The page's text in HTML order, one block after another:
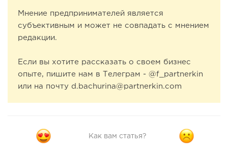
Мнение предпринимателей является
субъективным и может не совпадать с мнением
редакции.
Если вы хотите рассказать о своем бизнес
опыте, пишите нам в Телеграм - @f_partnerkin
или на почту d.bachurina@partnerkin.com
Как вам статья?